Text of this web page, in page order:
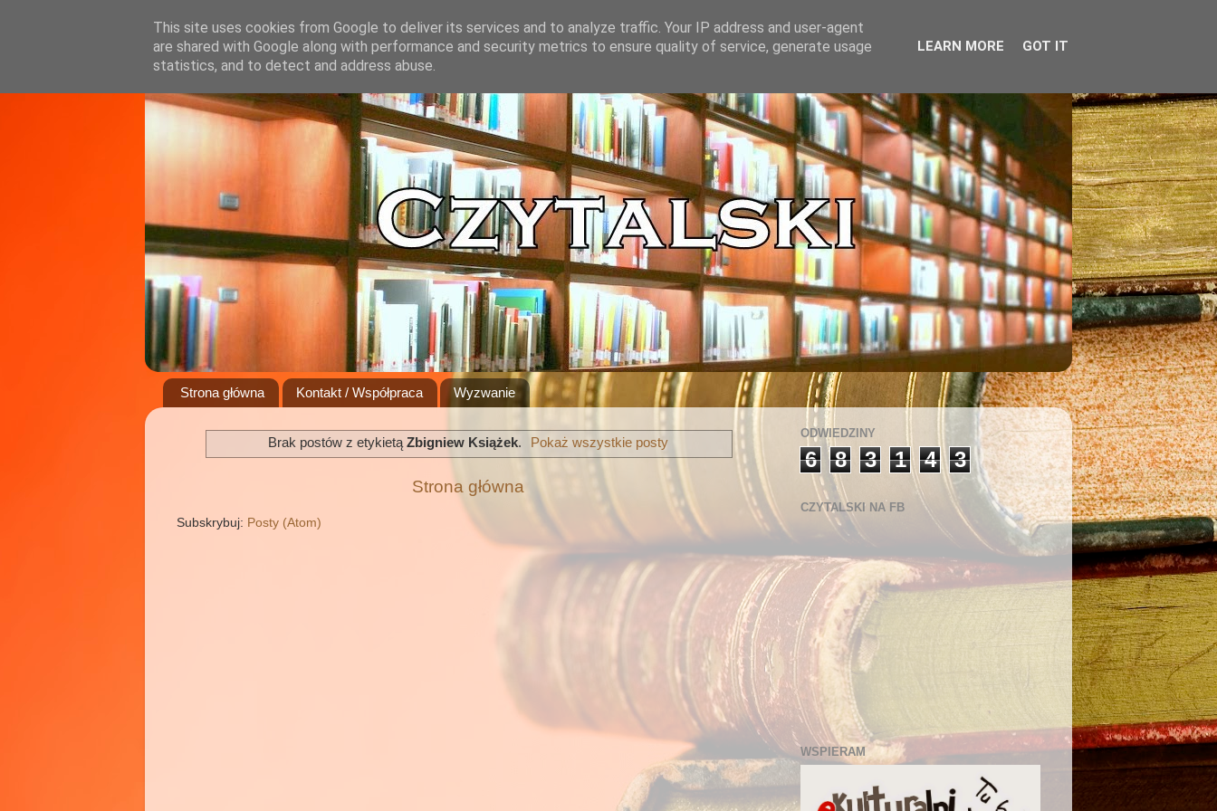
Strona główna Kontakt / Współpraca Wyzwanie
Brak postów z etykietąZbigniew Książek. Pokaż wszystkie posty
Strona główna
Subskrybuj: Posty (Atom)
ODWIEDZINY
6 8 3 1 4 3
CZYTALSKI NA FB
WSPIERAM
This site uses cookies from Google to deliver its services and to analyze traffic. Your IP address and user-agent
are shared with Google along with performance and security metrics to ensure quality of service, generate usage
statistics, and to detect and address abuse.
LEARN MORE GOT IT